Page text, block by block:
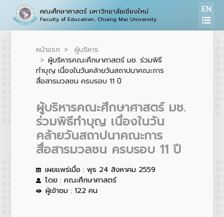
คณะศึกษาศาสตร์ มหาวิทยาลัยเชียงใหม่
Faculty of Education, Chiang Mai University
EN
หน้าแรก
ผู้บริหาร
ผู้บริหารคณะศึกษาศาสตร์ มช. ร่วมพิธี
ทำบุญ เนื่องในวันคล้ายวันสถาปนาคณะการ
สื่อสารมวลชน ครบรอบ 11 ปี
ผู้บริหารคณะศึกษาศาสตร์ มช.
ร่วมพิธีทำบุญ เนื่องในวัน
คล้ายวันสถาปนาคณะการ
สื่อสารมวลชน ครบรอบ 11 ปี
เผยแพร่เมื่อ : พุธ 24 สิงหาคม 2559
โดย : คณะศึกษาศาสตร์
ผู้เข้าชม : 122 คน